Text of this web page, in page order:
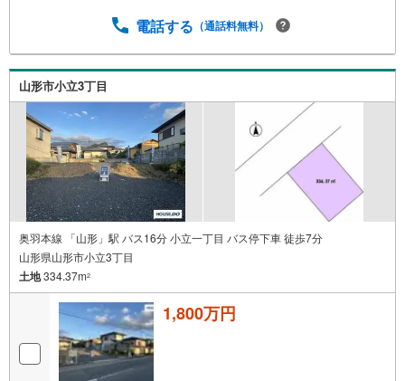
し】【リフォーム】など住宅に関する様々なご質問はもち
も、誠心誠意ご説明させて頂きます。各店舗ではキッズス
ペースも完備！お子様連れのご家族様で是非お越しくださ
い。営業時間:10:00～18:00（定休日火・水曜日※店舗によ
り変動あり）現地のご案内も可能ですので、どうぞお気軽
にお問い合わせください！
電話する （通話料無料）
山形市小立3丁目
奥羽本線 「山形」駅 バス16分 小立一丁目 バス停下車 徒歩7分
山形県山形市小立3丁目
土地334.37m2
1,800万円